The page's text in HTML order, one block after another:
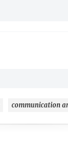
communication